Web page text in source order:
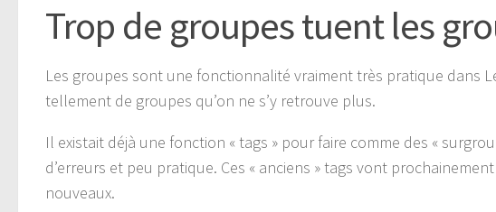
Trop de groupes tuent les
Les groupes sont une fonctionnalité vraiment très pratique dans
tellement de groupes qu’on ne s’y retrouve plus.
Il existait déjà une fonction « tags » pour faire comme des «
d’erreurs et peu pratique. Ces « anciens » tags vont
nouveaux.